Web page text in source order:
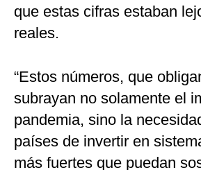
que estas cifras estaban
reales.
“Estos números, que
subrayan no solamente el
pandemia, sino la
países de invertir en
más fuertes que puedan